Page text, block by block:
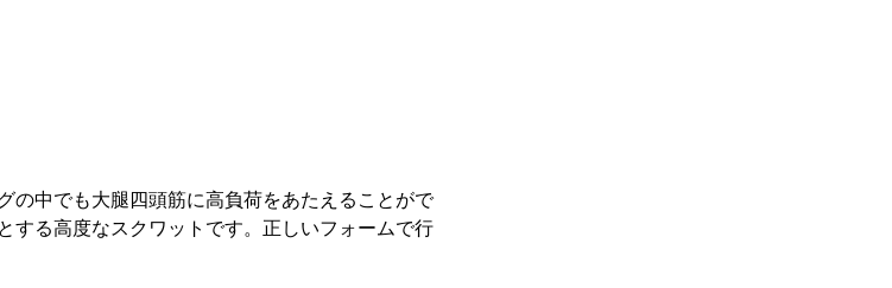
の中でも大腿四頭筋に高負荷をあたえることがで
する高度なスクワットです。正しいフォームで行